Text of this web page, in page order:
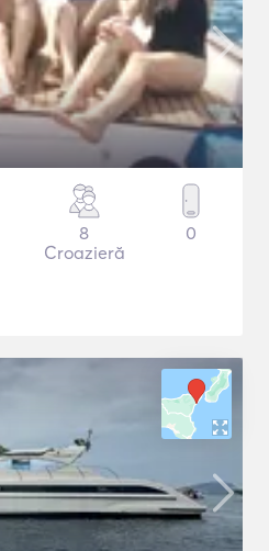
8
Croazieră
0